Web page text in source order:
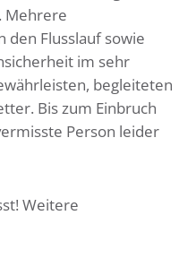
Mehrere
Flusslauf sowie
im sehr
begleiteten
Bis zum Einbruch
Person leider
Weitere